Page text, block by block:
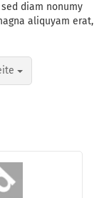
diam nonumy
aliquyam erat,